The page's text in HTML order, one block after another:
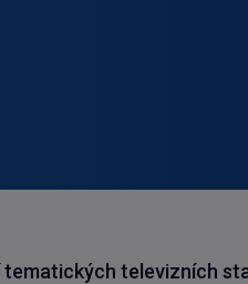
televizních